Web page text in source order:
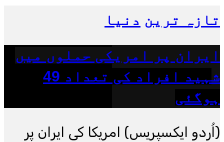
تازہ ترین دنیا
ایران پر امریکی حملوں میں
شہید افراد کی تعداد 49
ہوگئی
(اُردو ایکسپریس) امریکا کی ایران پر